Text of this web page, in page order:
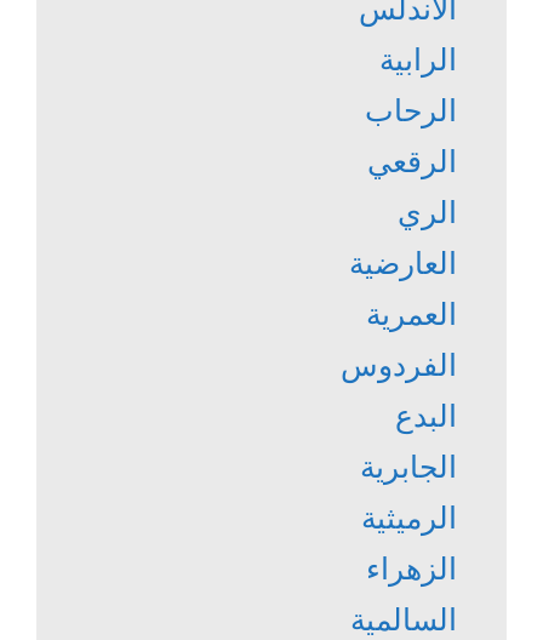
الأندلس
الرابية
الرحاب
الرقعي
الري
العارضية
العمرية
الفردوس
البدع
الجابرية
الرميثية
الزهراء
السالمية